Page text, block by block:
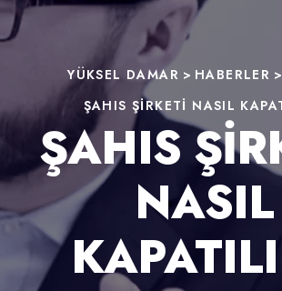
YÜKSEL DAMAR > HABERLER >
ŞAHIS ŞIRKETI NASIL
ŞAHIS
NASIL